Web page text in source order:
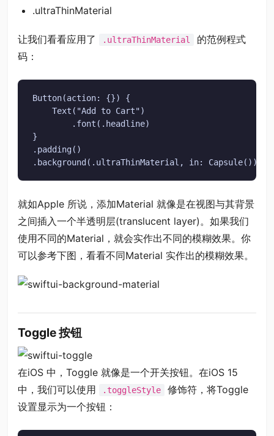
.ultraThinMaterial
让我们看看应用了 .ultraThinMaterial
的范例程式
码：
Button(action: {}) {
    Text("Add to Cart")
        .font(.headline)
}
.padding()
.background(.ultraThinMaterial, in: Capsule())
就如Apple 所说，添加Material 就像是在视图与其背景
之间插入一个半透明层(translucent layer)。如果我们
使用不同的Material，就会实作出不同的模糊效果。你
可以参考下图，看看不同Material 实作出的模糊效果。
Toggle 按钮
在iOS 中，Toggle 就像是一个开关按钮。在iOS 15
中，我们可以使用
.toggleStyle
修饰符，将Toggle
设置显示为一个按钮：